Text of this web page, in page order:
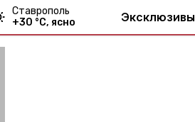
Ставрополь
+30 °С, ясно Эксклюзивы